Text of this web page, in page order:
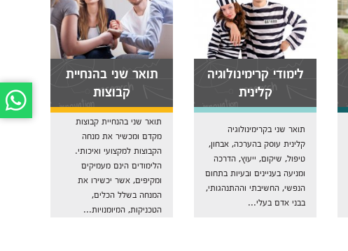
לימודי קרימינולוגיה
קלינית
תואר שני בקרימינולוגיה
קלינית עוסק בהערכה, אבחון,
טיפול, שיקום, ייעוץ, הדרכה
ומניעה בעניינים ובעיות בתחום
הנפשי, החשיבתי וההתנהגותי,
בבני אדם בעלי...
תואר שני בהנחיית
קבוצות
תואר שני בהנחיית קבוצות
מקדם ומכשיר את מנחה
הקבוצות למקצועי ואיכותי.
הלימודים הינם מעמיקים
ומקיפים, אשר יכשירו את
המנחה בשלל הכלים,
הטכניקות, המיומנויות...